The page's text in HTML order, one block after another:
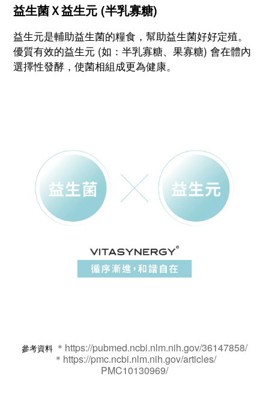
益生菌Ｘ益生元 (半乳寡糖)
益生元是輔助益生菌的糧食，幫助益生菌好好定殖。
優質有效的益生元 (如：半乳寡糖、果寡糖) 會在體內
選擇性發酵，使菌相組成更為健康。
參考資料 ＊ https://pubmed.ncbi.nlm.nih.gov/36147858/
＊https://pmc.ncbi.nlm.nih.gov/articles/
PMC10130969/